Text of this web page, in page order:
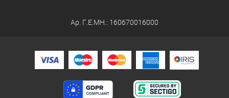
Αρ. Γ.Ε.ΜΗ.: 160670016000